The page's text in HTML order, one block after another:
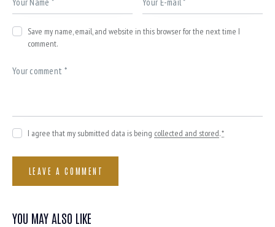
Save my name, email, and website in this browser for the next time I
comment.
I agree that my submitted data is being collected and stored.*
YOU MAY ALSO LIKE